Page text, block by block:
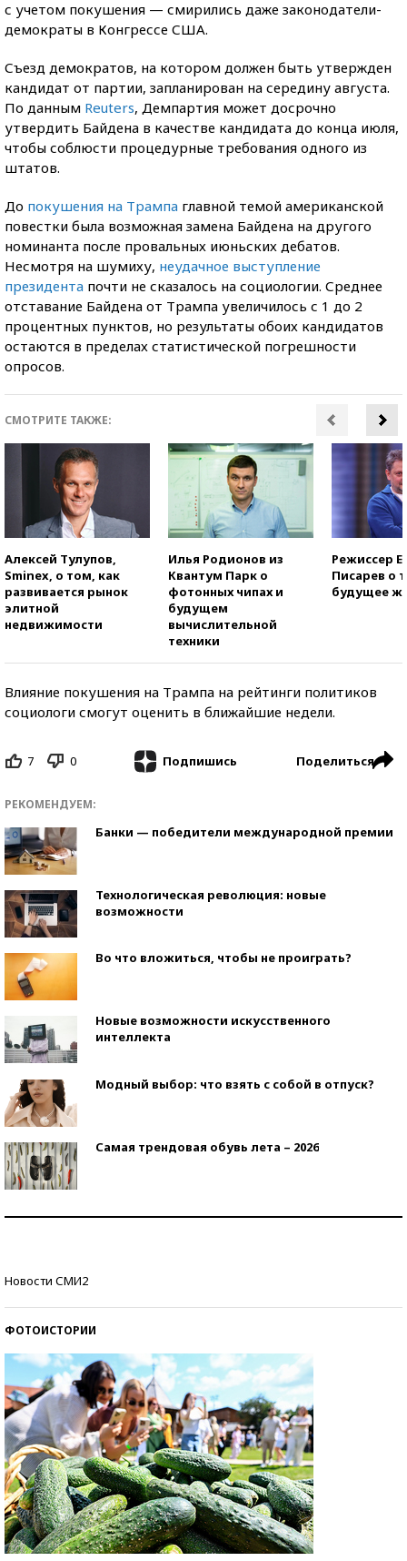
с учетом покушения — смирились даже законодатели-
демократы в Конгрессе США.
Съезд демократов, на котором должен быть утвержден
кандидат от партии, запланирован на середину августа.
По данным Reuters, Демпартия может досрочно
утвердить Байдена в качестве кандидата до конца июля,
чтобы соблюсти процедурные требования одного из
штатов.
До покушения на Трампа главной темой американской
повестки была возможная замена Байдена на другого
номинанта после провальных июньских дебатов.
Несмотря на шумиху, неудачное выступление
президента почти не сказалось на социологии. Среднее
отставание Байдена от Трампа увеличилось с 1 до 2
процентных пунктов, но результаты обоих кандидатов
остаются в пределах статистической погрешности
опросов.
СМОТРИТЕ ТАКЖЕ:
Алексей Тулупов,
Sminex, о том, как
развивается рынок
элитной
недвижимости
Илья Родионов из
Квантум Парк о
фотонных чипах и
будущем
вычислительной
техники
Режиссер
Писарев о
будущее
Влияние покушения на Трампа на рейтинги политиков
социологи смогут оценить в ближайшие недели.
7 0 Подпишись Поделиться
РЕКОМЕНДУЕМ:
Банки — победители международной премии
Технологическая революция: новые
возможности
Во что вложиться, чтобы не проиграть?
Новые возможности искусственного
интеллекта
Модный выбор: что взять с собой в отпуск?
Самая трендовая обувь лета – 2026
Новости СМИ2
ФОТОИСТОРИИ